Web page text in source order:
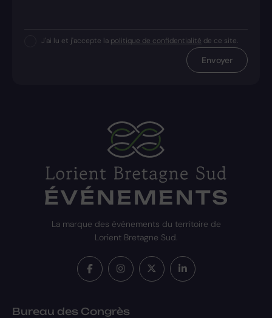
J'ai lu et j'accepte la politique de confidentialité de ce site.
Envoyer
La marque des événements du territoire de
Lorient Bretagne Sud.
Bureau des Congrès